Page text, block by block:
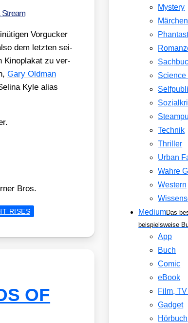
Stream
Vor­gu­cker
dem letz­ten sei­
Kino­pla­kat zu ver­
Gary Old­man
Kyle ali­as
Bros.
RISES
OF
Mystery
Märchen
Science
Technik
Thriller
Urban
Wahre
Western
MediumDas
beispielsweise
App
Buch
Comic
eBook
Film,
Gadget
Hörbuch